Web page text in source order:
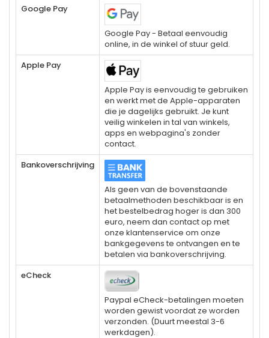
Google Pay
Google Pay - Betaal eenvoudig
online, in de winkel of stuur geld.
Apple Pay
Apple Pay is eenvoudig te gebruiken
en werkt met de Apple-apparaten
die je dagelijks gebruikt. Je kunt
veilig winkelen in tal van winkels,
apps en webpagina's zonder
contact.
Bankoverschrijving
Als geen van de bovenstaande
betaalmethoden beschikbaar is en
het bestelbedrag hoger is dan 300
euro, neem dan contact op met
onze klantenservice om onze
bankgegevens te ontvangen en te
betalen via bankoverschrijving.
eCheck
Paypal eCheck-betalingen moeten
worden gewist voordat ze worden
verzonden. (Duurt meestal 3-6
werkdagen).